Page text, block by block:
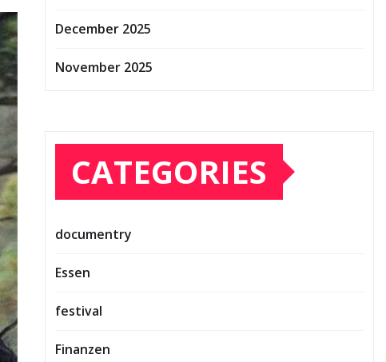
December 2025
November 2025
CATEGORIES
documentry
Essen
festival
Finanzen